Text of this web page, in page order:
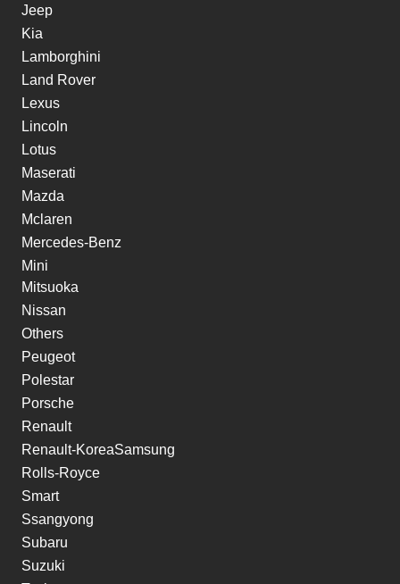
Jeep
Kia
Lamborghini
Land Rover
Lexus
Lincoln
Lotus
Maserati
Mazda
Mclaren
Mercedes-Benz
Mini
Mitsuoka
Nissan
Others
Peugeot
Polestar
Porsche
Renault
Renault-KoreaSamsung
Rolls-Royce
Smart
Ssangyong
Subaru
Suzuki